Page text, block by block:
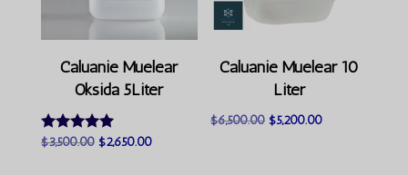
Caluanie Muelear
Oksida 5Liter
Dinilai
$3,500.00 Harga
$2,650.00Harga
Caluanie Muelear 10
Liter
$6,500.00 Harga
$5,200.00Harga